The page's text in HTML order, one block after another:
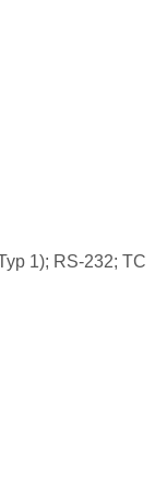
1); RS-232; TC